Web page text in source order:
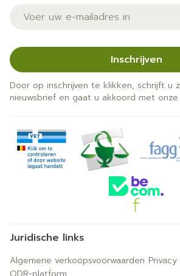
E-mail adres
Inschrijven
Door op inschrijven te klikken, schrijft u
nieuwsbrief en gaat u akkoord met onze
Juridische links
Algemene verkoopsvoorwaarden